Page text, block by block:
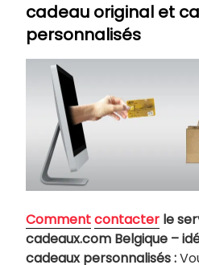
cadeau original et
personnalisés
Commentcontacter le
cadeaux.com Belgique –
cadeaux personnalisés :